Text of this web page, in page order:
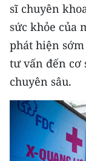
sĩ chuyên
sức khỏe của
phát hiện
tư vấn đến cơ
chuyên sâu.